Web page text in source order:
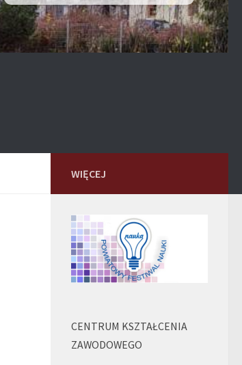
WIĘCEJ
CENTRUM KSZTAŁCENIA
ZAWODOWEGO